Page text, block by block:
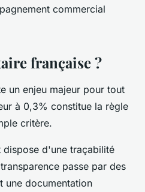
commercial
française ?
un enjeu majeur pour tout
à 0,3% constitue la règle
critère.
d'une traçabilité
passe par des
une documentation